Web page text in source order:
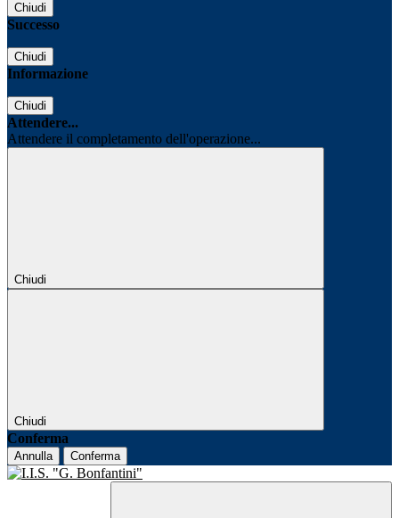
Chiudi
Successo
Chiudi
Informazione
Chiudi
Attendere...
Attendere il completamento dell'operazione...
Chiudi
Chiudi
Conferma
Annulla Conferma